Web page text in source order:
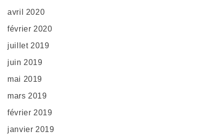
avril 2020
février 2020
juillet 2019
juin 2019
mai 2019
mars 2019
février 2019
janvier 2019